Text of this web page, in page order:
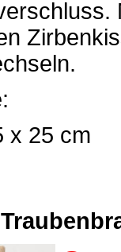
x 25 cm